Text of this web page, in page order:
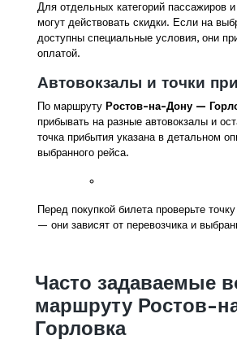
Для отдельных категорий пассажиров
могут действовать скидки. Если на
доступны специальные условия, они
оплатой.
Автовокзалы и точки
По маршруту Ростов-на-Дону —
прибывать на разные автовокзалы и
точка прибытия указана в детальном
выбранного рейса.
Перед покупкой билета проверьте
— они зависят от перевозчика и
Часто задаваемые
маршруту Ростов-
Горловка